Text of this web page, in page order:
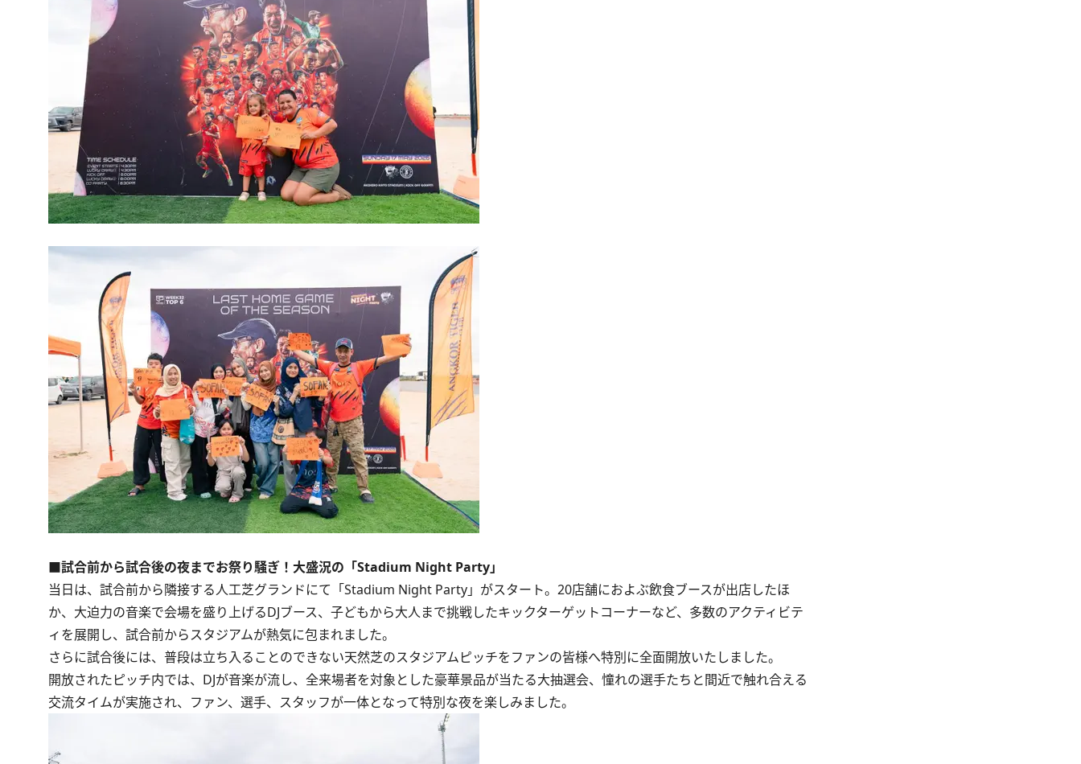
■試合前から試合後の夜までお祭り騒ぎ！大盛況の「Stadium Night Party」
当日は、試合前から隣接する人工芝グランドにて「Stadium Night Party」がスタート。20店舗におよぶ飲食ブースが出店したほ
か、大迫力の音楽で会場を盛り上げるDJブース、子どもから大人まで挑戦したキックターゲットコーナーなど、多数のアクティビテ
ィを展開し、試合前からスタジアムが熱気に包まれました。
さらに試合後には、普段は立ち入ることのできない天然芝のスタジアムピッチをファンの皆様へ特別に全面開放いたしました。
開放されたピッチ内では、DJが音楽が流し、全来場者を対象とした豪華景品が当たる大抽選会、憧れの選手たちと間近で触れ合える
交流タイムが実施され、ファン、選手、スタッフが一体となって特別な夜を楽しみました。